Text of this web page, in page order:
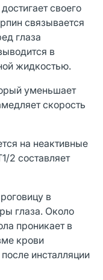
своего
связывается
глаза
в
жидкостью.
уменьшает
скорость
на неактивные
2 составляет
в
глаза. Около
проникает в
крови
инсталляции